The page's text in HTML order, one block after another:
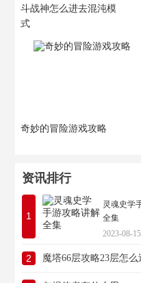
斗战神怎么进去混沌模
式
奇妙的冒险游戏攻略
资讯排行
1
灵魂史学
全集
2023-08-15
2 魔塔66层攻略23层怎么